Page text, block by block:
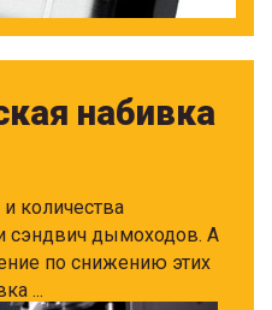
набивка
количества
сэндвич дымоходов. А
по снижению этих
...